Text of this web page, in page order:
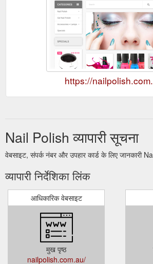
https://
Nail Polish व्यापारी सूचना
वेबसाइट, संपर्क नंबर और उपहार कार्ड के लिए जानकारी
व्यापारी निर्देशिका लिंक
आधिकारिक वेबसाइट
मुख पृष्ठ
nailpolish.com.au/